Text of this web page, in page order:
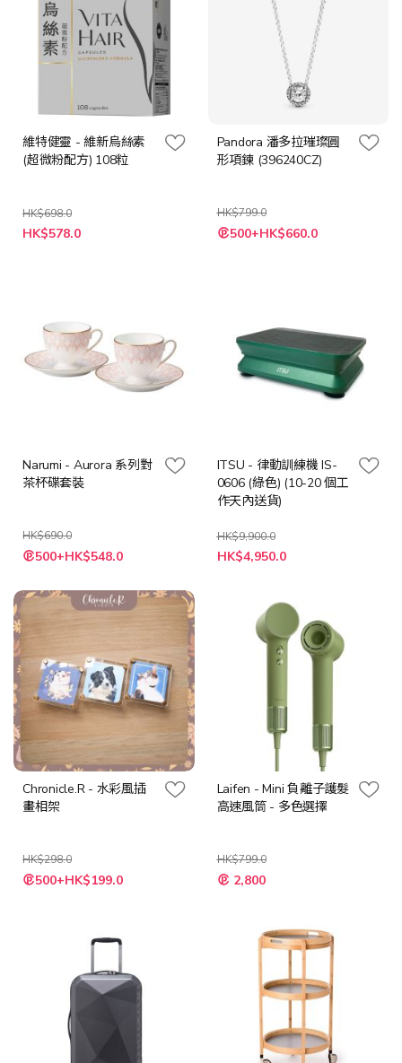
維特健靈 - 維新烏絲素
(超微粉配方) 108粒
HK$698.0
特
殊
HK$578.0
Pandora 潘多拉璀璨圓
形項鍊 (396240CZ)
HK$799.0
特
殊 500+HK$660.0
Narumi - Aurora 系列對
茶杯碟套裝
HK$690.0
特
殊
格
500+HK$548.0
ITSU - 律動訓練機 IS-
0606 (綠色) (10-20 個工
作天內送貨)
HK$9,900.0
特
殊
HK$4,950.0
Chronicle.R - 水彩風插
畫相架
HK$298.0
特
殊 500+HK$199.0
Laifen - Mini 負離子護髮
高速風筒 - 多色選擇
HK$799.0
2,800